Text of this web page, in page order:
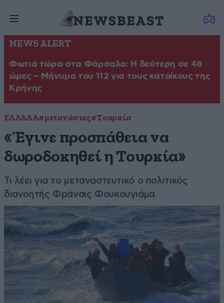
NEWS ALERT
Φωτιά τώρα στα Φάρσαλα: Η δεύτερη σε 48
ώρες – Μήνυμα του 112 για τους κατοίκους της
Κρήνης
ΕΛΛΑΔΑ#μετανάστες#Τουρκία
«Έγινε προσπάθεια να
δωροδοκηθεί η Τουρκία»
Τι λέει για το μεταναστευτικό ο πολιτικός
διανοητής Φράνσις Φουκουγιάμα